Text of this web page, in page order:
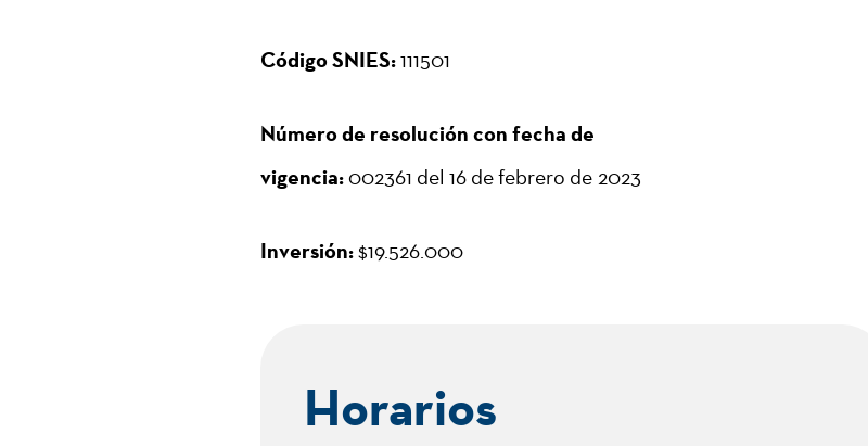
Código SNIES:111501
Número de resolución con fecha de
vigencia:002361 del 16 de febrero de 2023
Inversión:$19.526.000
Horarios